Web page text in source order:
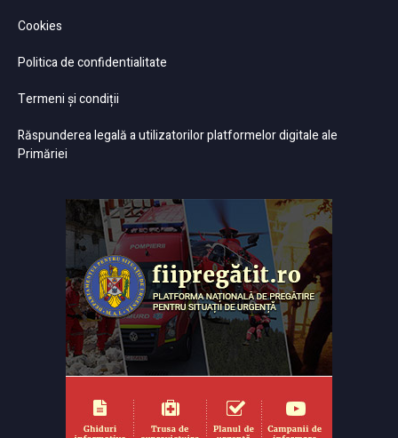
Cookies
Politica de confidentialitate
Termeni și condiții
Răspunderea legală a utilizatorilor platformelor digitale ale
Primăriei